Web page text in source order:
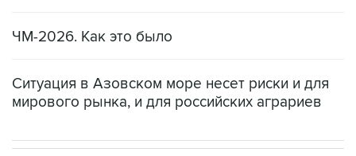
ЧМ-2026. Как это было
Ситуация в Азовском море несет риски и для
мирового рынка, и для российских аграриев